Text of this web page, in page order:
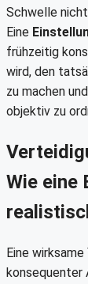
Schwelle
Eine
frühzeitig
wird, den
zu machen
objektiv zu
Wie eine
Eine
konsequenter